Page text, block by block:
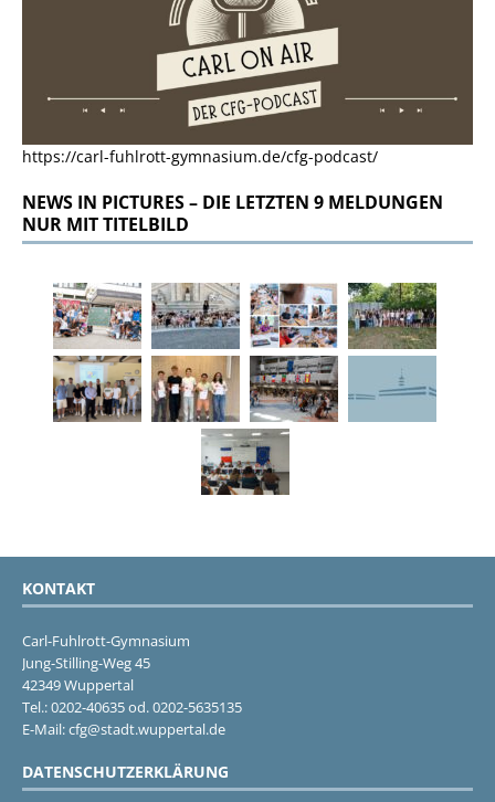
https://carl-fuhlrott-gymnasium.de/cfg-podcast/
NEWS IN PICTURES – DIE LETZTEN 9 MELDUNGEN
NUR MIT TITELBILD
KONTAKT
Carl-Fuhlrott-Gymnasium
Jung-Stilling-Weg 45
42349 Wuppertal
Tel.: 0202-40635 od. 0202-5635135
E-Mail: cfg@stadt.wuppertal.de
DATENSCHUTZERKLÄRUNG